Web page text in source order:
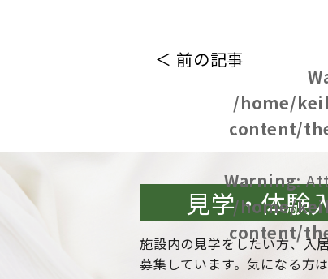
＜ 前の記事
/home/
content/
Warning:
/home/
content/
見学・体験
施設内の見学をしたい方、入
募集しています。気になる方